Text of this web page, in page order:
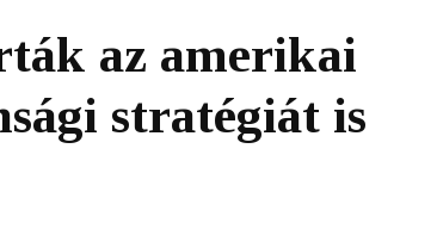
az amerikai
stratégiát is